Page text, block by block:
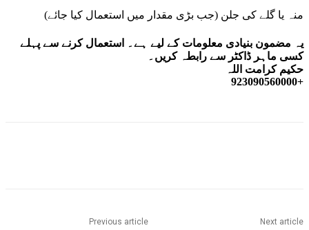
منہ یا گلے کی جلن (جب بڑی مقدار میں استعمال کیا جائے)
یہ مضمون بنیادی معلومات کے لیے ہے۔ استعمال کرنے سے پہلے
کسی ماہر ڈاکٹر سے رابطہ کریں۔
حکیم کرامت اللہ
+923090560000
Previous article Next article